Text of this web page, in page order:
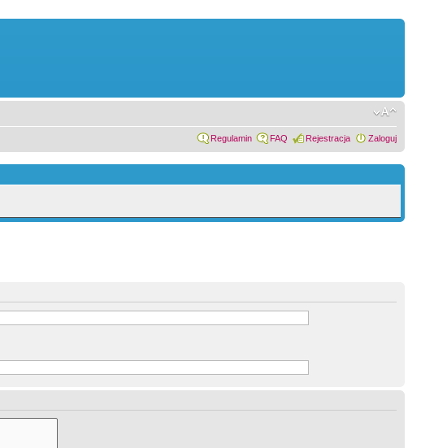
Regulamin FAQ Rejestracja Zaloguj